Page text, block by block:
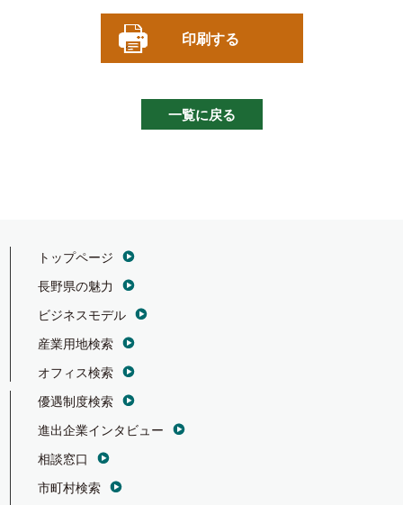
印刷する
一覧に戻る
トップページ
長野県の魅力
ビジネスモデル
産業用地検索
オフィス検索
優遇制度検索
進出企業インタビュー
相談窓口
市町村検索